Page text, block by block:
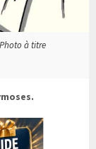
à titre